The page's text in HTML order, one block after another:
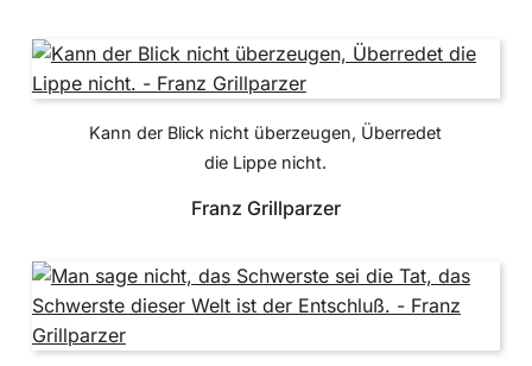
Kann der Blick nicht überzeugen, Überredet
die Lippe nicht.
Franz Grillparzer